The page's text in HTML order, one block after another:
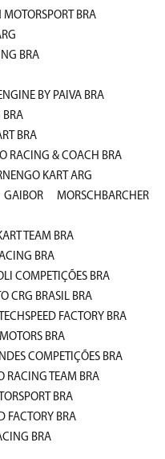
BRA
BRA
BY PAIVA BRA
BRA
BRA
RACING & COACH BRA
KART ARG
MORSCHBARCHER
TEAM BRA
BRA
COMPETIÇÕES BRA
CRG BRASIL BRA
FACTORY BRA
BRA
COMPETIÇÕES BRA
RACING TEAM BRA
BRA
FACTORY BRA
BRA